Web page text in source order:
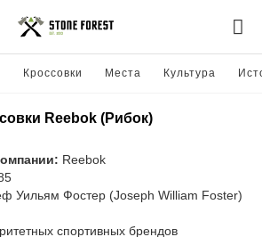
Кроссовки Места Культура
Reebok (Рибок)
Reebok
Уильям Фостер (Joseph William Foster)
спортивных брендов